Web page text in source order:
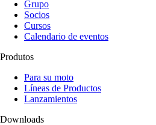
Grupo
Socios
Cursos
Calendario de eventos
Produtos
Para su moto
Líneas de Productos
Lanzamientos
Downloads